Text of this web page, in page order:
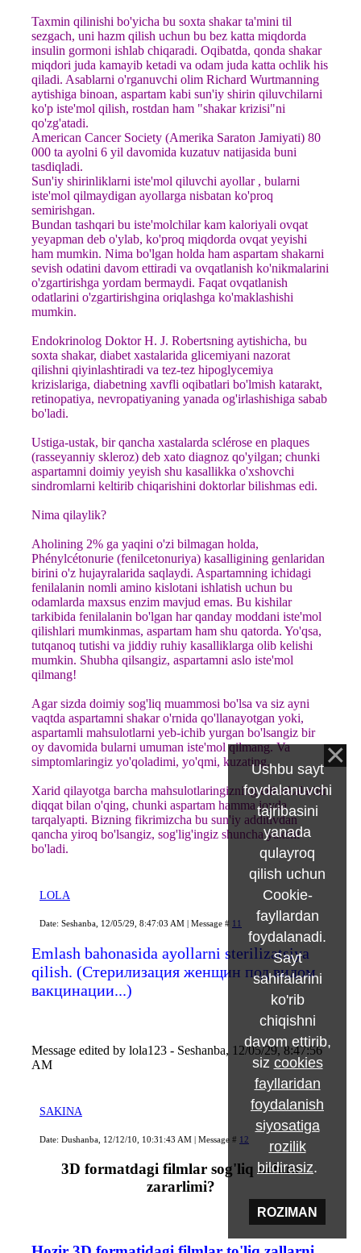
Taxmin qilinishi bo'yicha bu soxta shakar ta'mini til
sezgach, uni hazm qilish uchun bu bez katta miqdorda
insulin gormoni ishlab chiqaradi. Oqibatda, qonda shakar
miqdori juda kamayib ketadi va odam juda katta ochlik his
qiladi. Asablarni o'rganuvchi olim Richard Wurtmanning
aytishiga binoan, aspartam kabi sun'iy shirin qiluvchilarni
ko'p iste'mol qilish, rostdan ham "shakar krizisi"ni
qo'zg'atadi.
American Cancer Society (Amerika Saraton Jamiyati) 80
000 ta ayolni 6 yil davomida kuzatuv natijasida buni
tasdiqladi.
Sun'iy shirinliklarni iste'mol qiluvchi ayollar , bularni
iste'mol qilmaydigan ayollarga nisbatan ko'proq
semirishgan.
Bundan tashqari bu iste'molchilar kam kaloriyali ovqat
yeyapman deb o'ylab, ko'proq miqdorda ovqat yeyishi
ham mumkin. Nima bo'lgan holda ham aspartam shakarni
sevish odatini davom ettiradi va ovqatlanish ko'nikmalarini
o'zgartirishga yordam bermaydi. Faqat ovqatlanish
odatlarini o'zgartirishgina oriqlashga ko'maklashishi
mumkin.
Endokrinolog Doktor H. J. Robertsning aytishicha, bu
soxta shakar, diabet xastalarida glicemiyani nazorat
qilishni qiyinlashtiradi va tez-tez hipoglycemiya
krizislariga, diabetning xavfli oqibatlari bo'lmish katarakt,
retinopatiya, nevropatiyaning yanada og'irlashishiga sabab
bo'ladi.
Ustiga-ustak, bir qancha xastalarda sclérose en plaques
(rasseyanniy skleroz) deb xato diagnoz qo'yilgan; chunki
aspartamni doimiy yeyish shu kasallikka o'xshovchi
sindromlarni keltirib chiqarishini doktorlar bilishmas edi.
Nima qilaylik?
Aholining 2% ga yaqini o'zi bilmagan holda,
Phénylcétonurie (fenilcetonuriya) kasalligining genlaridan
birini o'z hujayralarida saqlaydi. Aspartamning ichidagi
fenilalanin nomli amino kislotani ishlatish uchun bu
odamlarda maxsus enzim mavjud emas. Bu kishilar
tarkibida fenilalanin bo'lgan har qanday moddani iste'mol
qilishlari mumkinmas, aspartam ham shu qatorda. Yo'qsa,
tutqanoq tutishi va jiddiy ruhiy kasalliklarga olib kelishi
mumkin. Shubha qilsangiz, aspartamni aslo iste'mol
qilmang!
Agar sizda doimiy sog'liq muammosi bo'lsa va siz ayni
vaqtda aspartamni shakar o'rnida qo'llanayotgan yoki,
aspartamli mahsulotlarni yeb-ichib yurgan bo'lsangiz bir
oy davomida bularni umuman iste'mol qilmang. Va
simptomlaringiz yo'qoladimi, yo'qmi, kuzating.
Xarid qilayotga barcha mahsulotlaringizning etiketkalarini
diqqat bilan o'qing, chunki aspartam hamma joyda
tarqalyapti. Bizning fikrimizcha bu sun'iy additivdan
qancha yiroq bo'lsangiz, sog'lig'ingiz shuncha yaxshi
bo'ladi.
LOLA
Date: Seshanba, 12/05/29, 8:47:03 AM | Message # 11
Emlash bahonasida ayollarni sterilizatsiya
qilish. (Стерилизация женщин под видом
вакцинации...)
Message edited by lola123 - Seshanba, 12/05/29, 8:47:56
AM
SAKINA
Date: Dushanba, 12/12/10, 10:31:43 AM | Message # 12
3D formatdagi filmlar sog'liq uchun
zararlimi?
Ushbu sayt
foydalanuvchi
tajribasini
yanada
qulayroq
qilish uchun
Cookie-
fayllardan
foydalanadi.
Sayt
sahifalarini
ko'rib
chiqishni
davom ettirib,
siz cookies
fayllaridan
foydalanish
siyosatiga
rozilik
bildirasiz.
ROZIMAN